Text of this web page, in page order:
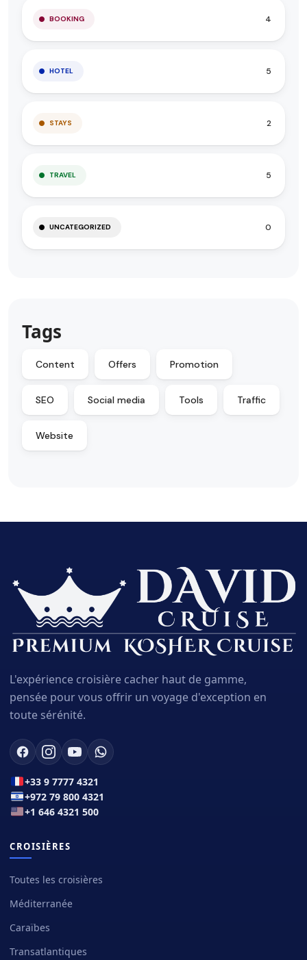
BOOKING 4
HOTEL 5
STAYS 2
TRAVEL 5
UNCATEGORIZED 0
Tags
Content Offers Promotion
SEO Social media Tools Traffic
Website
L'expérience croisière cacher haut de gamme,
pensée pour vous offrir un voyage d'exception en
toute sérénité.
+33 9 7777 4321
+972 79 800 4321
+1 646 4321 500
CROISIÈRES
Toutes les croisières
Méditerranée
Caraïbes
Transatlantiques